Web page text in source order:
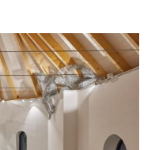
umění VUT